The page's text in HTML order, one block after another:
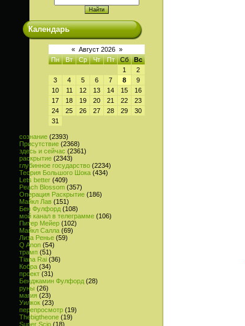
Календарь
« Август 2026 »
Пн
Вт Ср Чт Пт Сб
Вс
1
2
3
4 5 6 7 8
9
10
11 12 13 14 15
16
17
18 19 20 21 22
23
24
25 26 27 28 29
30
31
сознание (2393)
Присутствие (2368)
здесь и сейчас (2361)
раскрытие (2343)
глубинное государство (2234)
Теория Большого Шока (434)
Lets better (409)
Peach Blossom (357)
Операция Раскрытие (186)
Майкл Лав (151)
Бен Фулфорд (108)
мой канал в телеграмме (106)
Питер Мейер (102)
Майкл Салла (69)
Лиза Ренье (59)
Q Anon (54)
трамп (51)
Tiana Rai (36)
Кобра (34)
проект (31)
Бенджамин Фулфорд (28)
руны (26)
магия (23)
Уилкок (23)
перепросмотр (19)
Thebigtheone (19)
Super Scio (18)